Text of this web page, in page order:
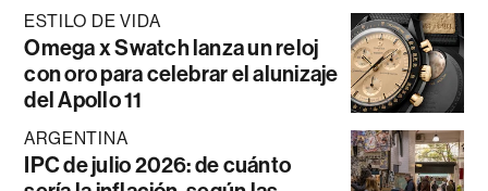
ESTILO DE VIDA
Omega x Swatch lanza un reloj
con oro para celebrar el alunizaje
del Apollo 11
ARGENTINA
IPC de julio 2026: de cuánto